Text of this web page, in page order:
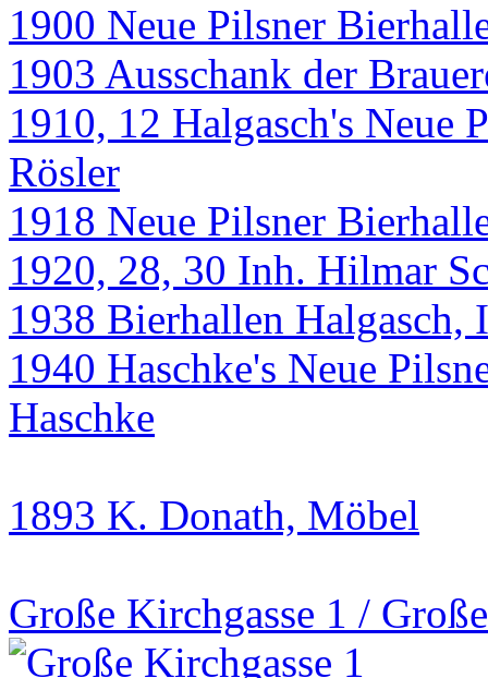
1900 Neue Pilsner
1903 Ausschank der
1910, 12 Halgasch's Neue
Rösler
1918 Neue Pilsner
1920, 28, 30 Inh. Hilmar
1938 Bierhallen Halgasch,
1940 Haschke's Neue
Haschke
1893 K. Donath, Möbel
Große Kirchgasse 1 /